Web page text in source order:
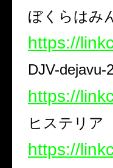
ぼくらはみ
https://
DJV-
https://
ヒステリア
https://